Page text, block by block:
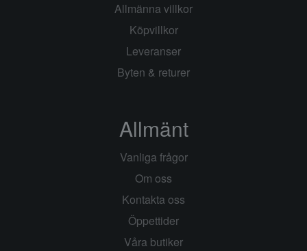
Allmänna villkor
Köpvillkor
Leveranser
Byten & returer
Allmänt
Vanliga frågor
Om oss
Kontakta oss
Öppettider
Våra butiker